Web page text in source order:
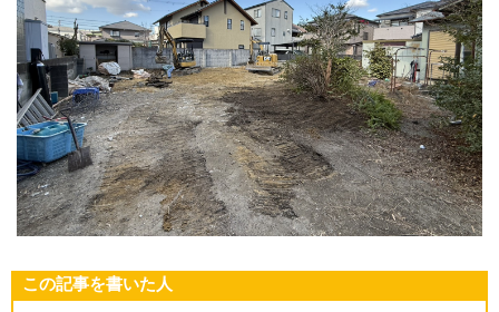
この記事を書いた人